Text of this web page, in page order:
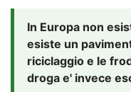
In Europa non
esiste un
riciclaggio e le
droga e' invece